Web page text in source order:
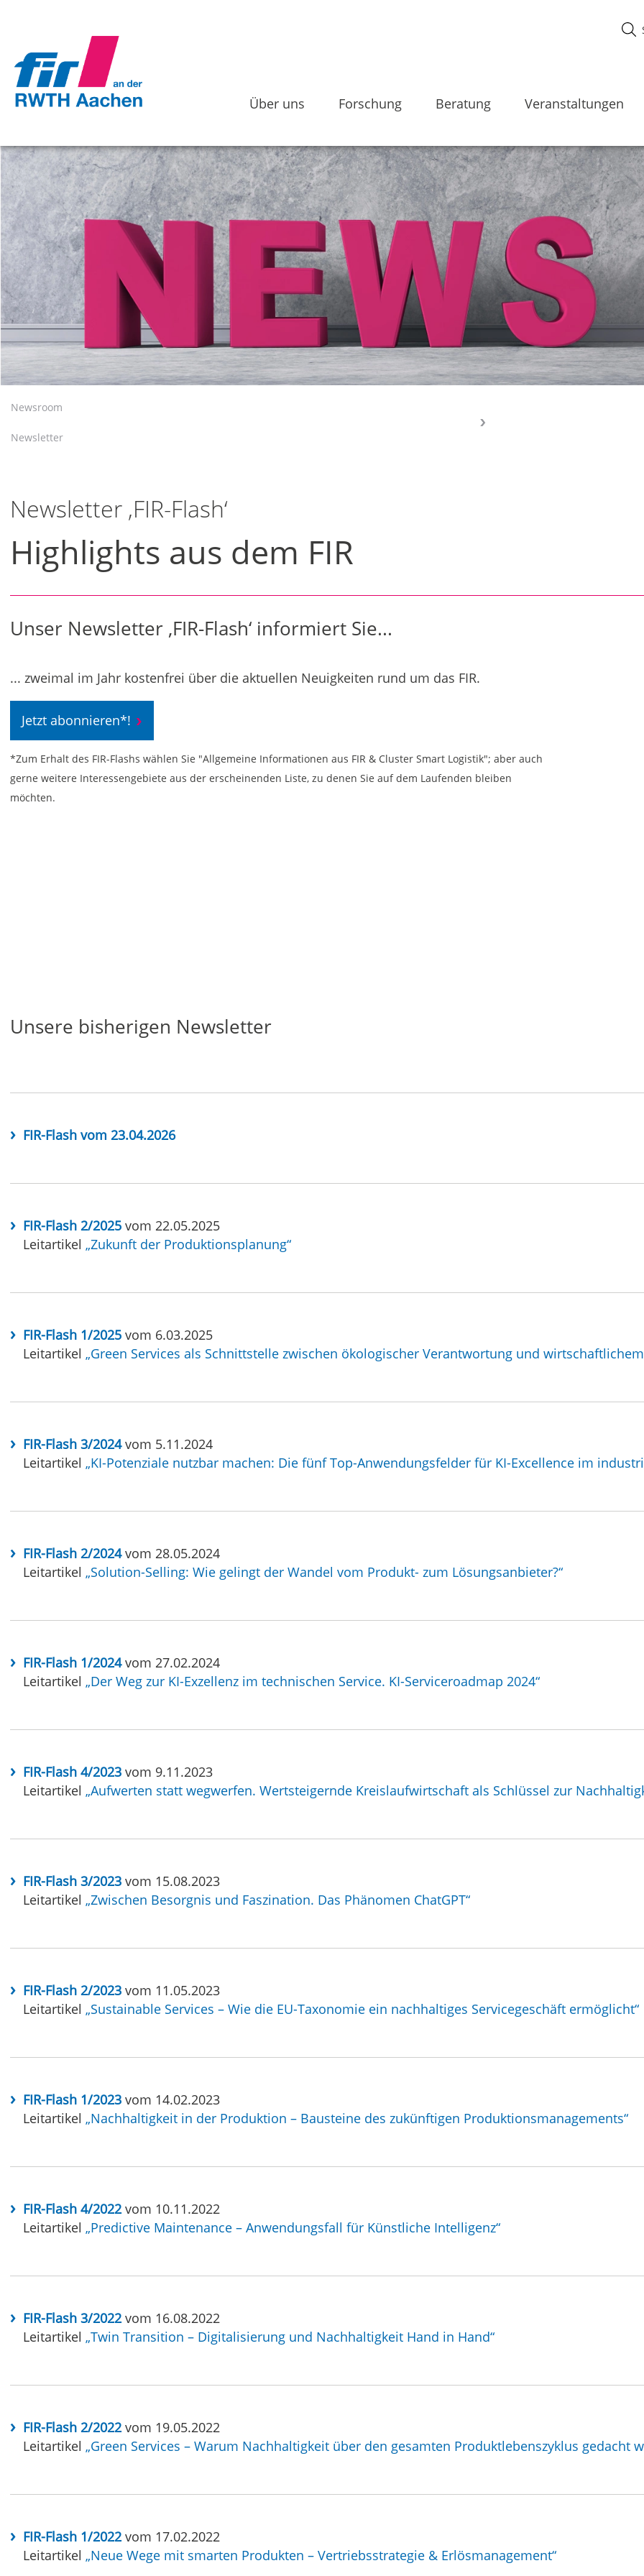
Über uns Forschung Beratung Veranstaltungen
Newsroom
Newsletter
Newsletter ‚FIR-Flash‘
Highlights aus dem FIR
Unser Newsletter ‚FIR-Flash‘ informiert Sie...
... zweimal im Jahr kostenfrei über die aktuellen Neuigkeiten rund um das FIR.
Jetzt abonnieren*!
*Zum Erhalt des FIR-Flashs wählen Sie "Allgemeine Informationen aus FIR & Cluster Smart Logistik"; aber auch
gerne weitere Interessengebiete aus der erscheinenden Liste, zu denen Sie auf dem Laufenden bleiben
möchten.
Unsere bisherigen Newsletter
FIR-Flash vom 23.04.2026
FIR-Flash 2/2025vom 22.05.2025
Leitartikel „Zukunft der Produktionsplanung“
FIR-Flash 1/2025vom 6.03.2025
Leitartikel „Green Services als Schnittstelle zwischen ökologischer Verantwortung und
FIR-Flash 3/2024vom 5.11.2024
Leitartikel „KI-Potenziale nutzbar machen: Die fünf Top-Anwendungsfelder für KI-Excellence im
FIR-Flash 2/2024vom 28.05.2024
Leitartikel „Solution-Selling: Wie gelingt der Wandel vom Produkt- zum Lösungsanbieter?“
FIR-Flash 1/2024vom 27.02.2024
Leitartikel „Der Weg zur KI-Exzellenz im technischen Service. KI-Serviceroadmap 2024“
FIR-Flash 4/2023vom 9.11.2023
Leitartikel „Aufwerten statt wegwerfen. Wertsteigernde Kreislaufwirtschaft als Schlüssel zur
FIR-Flash 3/2023vom 15.08.2023
Leitartikel „Zwischen Besorgnis und Faszination. Das Phänomen ChatGPT“
FIR-Flash 2/2023vom 11.05.2023
Leitartikel „Sustainable Services – Wie die EU-Taxonomie ein nachhaltiges Servicegeschäft ermöglicht“
FIR-Flash 1/2023vom 14.02.2023
Leitartikel „Nachhaltigkeit in der Produktion – Bausteine des zukünftigen Produktionsmanagements“
FIR-Flash 4/2022vom 10.11.2022
Leitartikel „Predictive Maintenance – Anwendungsfall für Künstliche Intelligenz“
FIR-Flash 3/2022vom 16.08.2022
Leitartikel „Twin Transition – Digitalisierung und Nachhaltigkeit Hand in Hand“
FIR-Flash 2/2022vom 19.05.2022
Leitartikel „Green Services – Warum Nachhaltigkeit über den gesamten Produktlebenszyklus gedacht
FIR-Flash 1/2022vom 17.02.2022
Leitartikel „Neue Wege mit smarten Produkten – Vertriebsstrategie & Erlösmanagement“